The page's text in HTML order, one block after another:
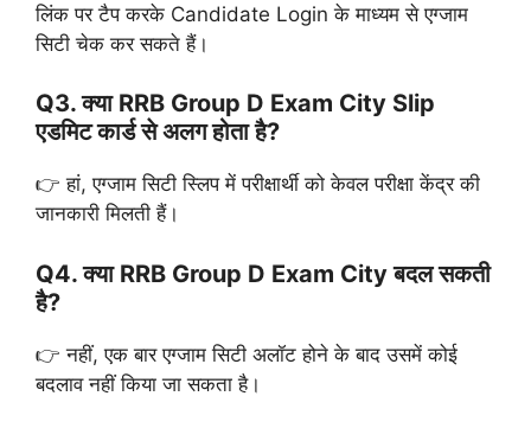
लिंक पर टैप करके Candidate Login के माध्यम से एग्जाम
सिटी चेक कर सकते हैं।
Q3. क्या RRB Group D Exam City Slip
एडमिट कार्ड से अलग होता है?
👉 हां, एग्जाम सिटी स्लिप में परीक्षार्थी को केवल परीक्षा केंद्र की
जानकारी मिलती हैं।
Q4. क्या RRB Group D Exam City बदल सकती
है?
👉 नहीं, एक बार एग्जाम सिटी अलॉट होने के बाद उसमें कोई
बदलाव नहीं किया जा सकता है।